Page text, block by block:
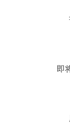
即